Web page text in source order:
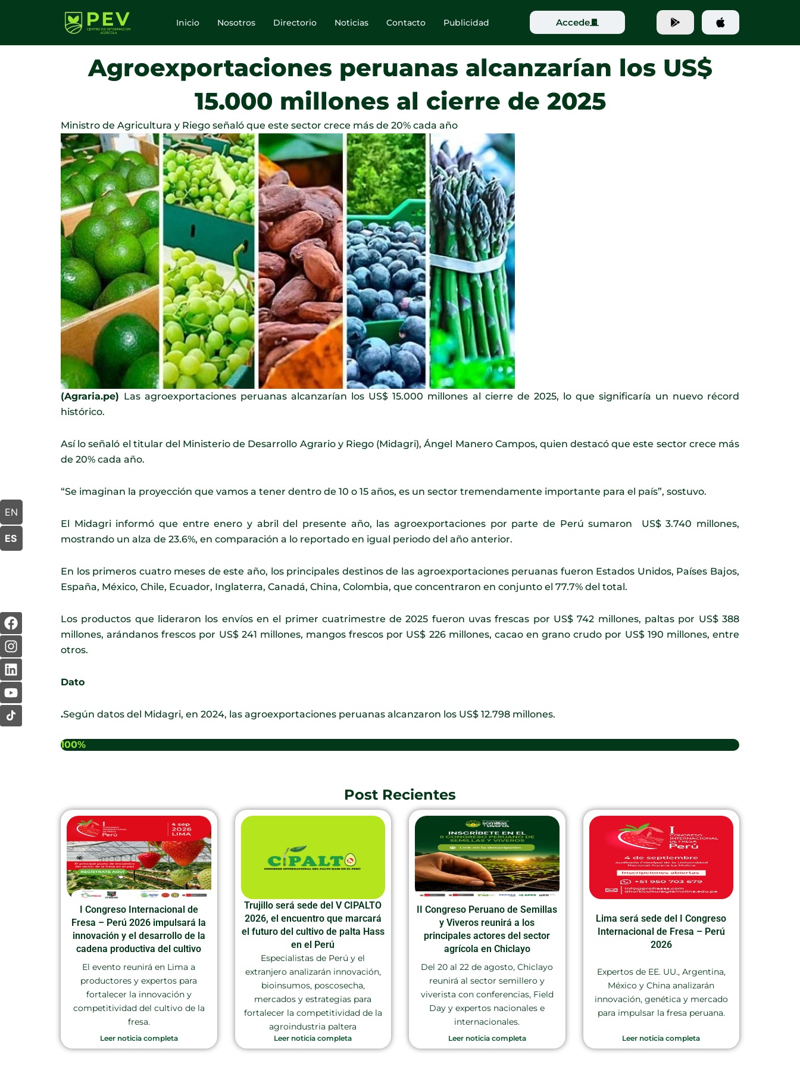
Inicio Nosotros Directorio Noticias Contacto Publicidad Accede
Agroexportaciones peruanas alcanzarían los US$
15.000 millones al cierre de 2025
Ministro de Agricultura y Riego señaló que este sector crece más de 20% cada año
(Agraria.pe) Las agroexportaciones peruanas alcanzarían los US$ 15.000 millones al cierre de 2025, lo que significaría un nuevo récord
histórico.
Así lo señaló el titular del Ministerio de Desarrollo Agrario y Riego (Midagri), Ángel Manero Campos, quien destacó que este sector crece más
de 20% cada año.
“Se imaginan la proyección que vamos a tener dentro de 10 o 15 años, es un sector tremendamente importante para el país”, sostuvo.
El Midagri informó que entre enero y abril del presente año, las agroexportaciones por parte de Perú sumaron US$ 3.740 millones,
mostrando un alza de 23.6%, en comparación a lo reportado en igual periodo del año anterior.
En los primeros cuatro meses de este año, los principales destinos de las agroexportaciones peruanas fueron Estados Unidos, Países Bajos,
España, México, Chile, Ecuador, Inglaterra, Canadá, China, Colombia, que concentraron en conjunto el 77.7% del total.
Los productos que lideraron los envíos en el primer cuatrimestre de 2025 fueron uvas frescas por US$ 742 millones, paltas por US$ 388
millones, arándanos frescos por US$ 241 millones, mangos frescos por US$ 226 millones, cacao en grano crudo por US$ 190 millones, entre
otros.
Dato
.Según datos del Midagri, en 2024, las agroexportaciones peruanas alcanzaron los US$ 12.798 millones.
100%
Post Recientes
I Congreso Internacional de
Fresa – Perú 2026 impulsará la
innovación y el desarrollo de la
cadena productiva del cultivo
El evento reunirá en Lima a
productores y expertos para
fortalecer la innovación y
competitividad del cultivo de la
fresa.
Leer noticia completa
Trujillo será sede del V CIPALTO
2026, el encuentro que marcará
el futuro del cultivo de palta Hass
en el Perú
Especialistas de Perú y el
extranjero analizarán innovación,
bioinsumos, poscosecha,
mercados y estrategias para
fortalecer la competitividad de la
agroindustria paltera
Leer noticia completa
II Congreso Peruano de Semillas
y Viveros reunirá a los
principales actores del sector
agrícola en Chiclayo
Del 20 al 22 de agosto, Chiclayo
reunirá al sector semillero y
viverista con conferencias, Field
Day y expertos nacionales e
internacionales.
Leer noticia completa
Lima será sede del I Congreso
Internacional de Fresa – Perú
2026
Expertos de EE. UU., Argentina,
México y China analizarán
innovación, genética y mercado
para impulsar la fresa peruana.
Leer noticia completa
EN
ES
F
a
c
e
b
o
o
k
I
n
s
t
a
g
r
a
m
L
i
n
k
e
d
i
n
Y
o
u
t
u
b
e